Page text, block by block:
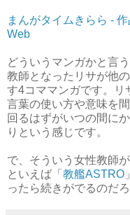
まんがタイムきらら -
Web
どういうマンガかと言
教師となったリサが他
す4コママンガです。リ
言葉の使い方や意味を
回るはずがいつの間に
りという感じです。
で、そういう女性教師
といえば「 教艦ASTRO
ったら続きがでるのだ